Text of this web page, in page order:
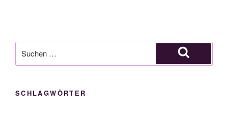
nach:
Suchen
SCHLAGWÖRTER